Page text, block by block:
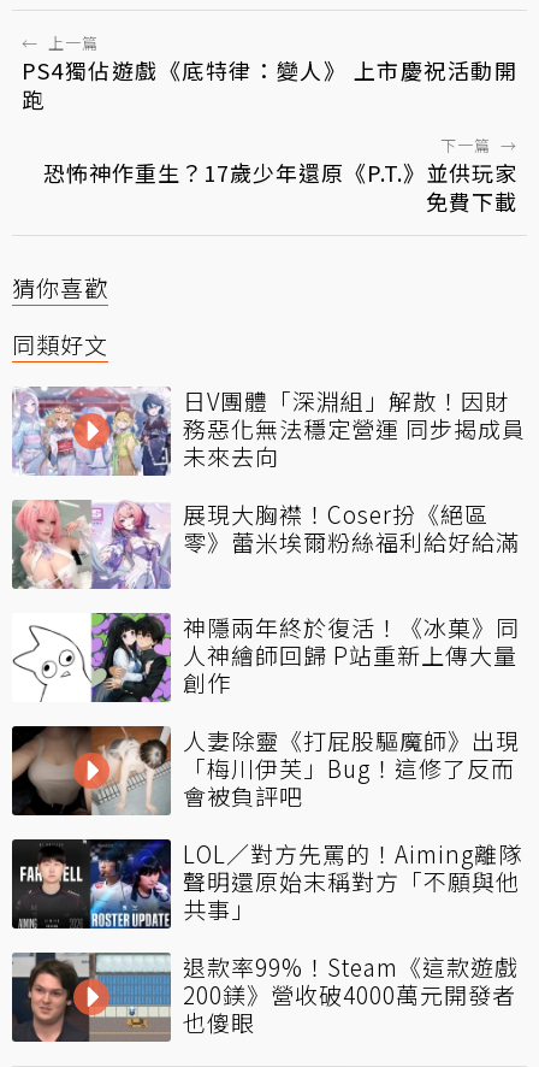
← 上一篇
PS4獨佔遊戲《底特律：變人》 上市慶祝活動開
跑
下一篇 →
恐怖神作重生？17歲少年還原《P.T.》並供玩家
免費下載
猜你喜歡
同類好文
日V團體「深淵組」解散！因財
務惡化無法穩定營運 同步揭成員
未來去向
展現大胸襟！Coser扮《絕區
零》蕾米埃爾粉絲福利給好給滿
神隱兩年終於復活！《冰菓》同
人神繪師回歸 P站重新上傳大量
創作
人妻除靈《打屁股驅魔師》出現
「梅川伊芙」Bug！這修了反而
會被負評吧
LOL／對方先罵的！Aiming離隊
聲明還原始末稱對方「不願與他
共事」
退款率99%！Steam《這款遊戲
200鎂》營收破4000萬元開發者
也傻眼